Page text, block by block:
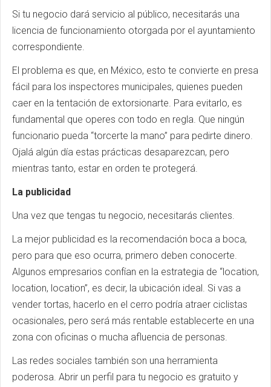
Si tu negocio dará servicio al público, necesitarás una
licencia de funcionamiento otorgada por el ayuntamiento
correspondiente.
El problema es que, en México, esto te convierte en presa
fácil para los inspectores municipales, quienes pueden
caer en la tentación de extorsionarte. Para evitarlo, es
fundamental que operes con todo en regla. Que ningún
funcionario pueda “torcerte la mano” para pedirte dinero.
Ojalá algún día estas prácticas desaparezcan, pero
mientras tanto, estar en orden te protegerá.
La publicidad
Una vez que tengas tu negocio, necesitarás clientes.
La mejor publicidad es la recomendación boca a boca,
pero para que eso ocurra, primero deben conocerte.
Algunos empresarios confían en la estrategia de “location,
location, location”, es decir, la ubicación ideal. Si vas a
vender tortas, hacerlo en el cerro podría atraer ciclistas
ocasionales, pero será más rentable establecerte en una
zona con oficinas o mucha afluencia de personas.
Las redes sociales también son una herramienta
poderosa. Abrir un perfil para tu negocio es gratuito y